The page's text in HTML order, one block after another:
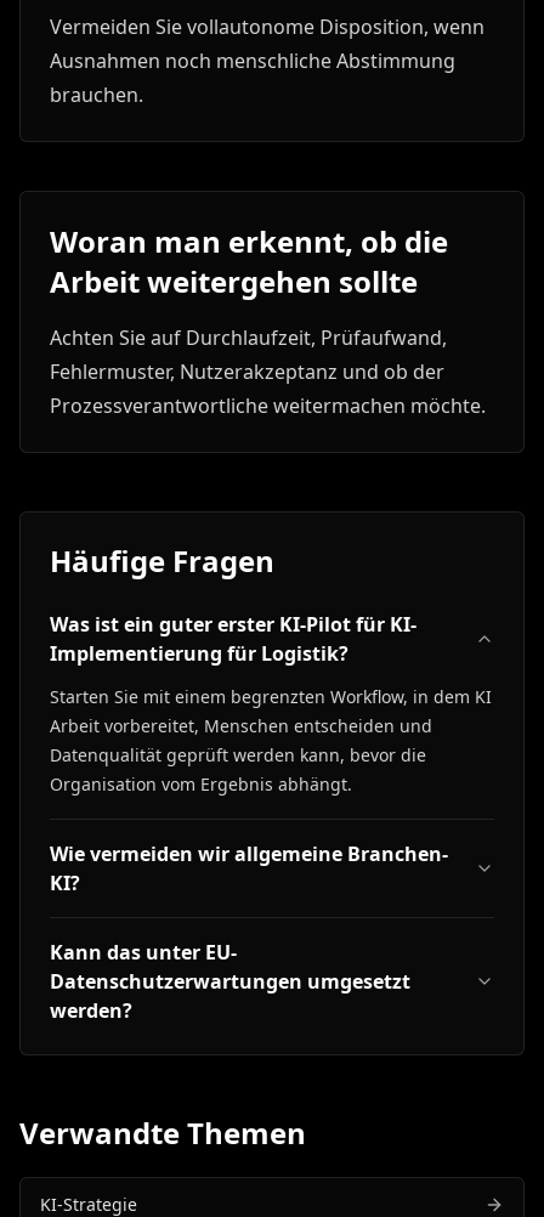
Vermeiden Sie vollautonome Disposition, wenn
Ausnahmen noch menschliche Abstimmung
brauchen.
Woran man erkennt, ob die
Arbeit weitergehen sollte
Achten Sie auf Durchlaufzeit, Prüfaufwand,
Fehlermuster, Nutzerakzeptanz und ob der
Prozessverantwortliche weitermachen möchte.
Häufige Fragen
Was ist ein guter erster KI-Pilot für KI-
Implementierung für Logistik?
Starten Sie mit einem begrenzten Workflow, in dem KI
Arbeit vorbereitet, Menschen entscheiden und
Datenqualität geprüft werden kann, bevor die
Organisation vom Ergebnis abhängt.
Wie vermeiden wir allgemeine Branchen-
KI?
Kann das unter EU-
Datenschutzerwartungen umgesetzt
werden?
Verwandte Themen
KI-Strategie